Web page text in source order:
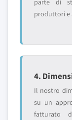
parte di
produttori e
4.
Il nostro
su un
fatturato